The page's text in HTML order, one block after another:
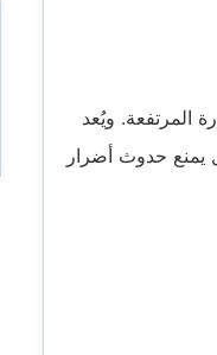
المرتفعة. ويُعد
يمنع حدوث أضرار